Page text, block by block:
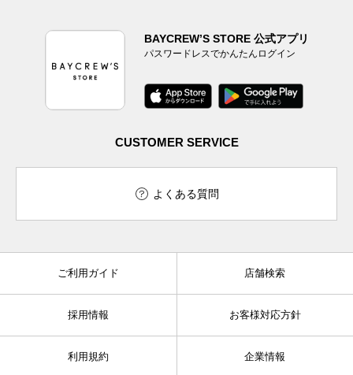
BAYCREW’S STORE 公式アプリ
パスワードレスでかんたんログイン
CUSTOMER SERVICE
よくある質問
ご利用ガイド 店舗検索
採用情報 お客様対応方針
利用規約 企業情報